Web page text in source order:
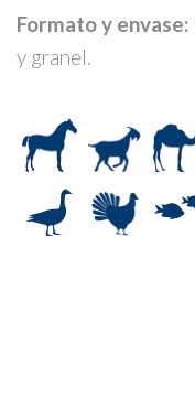
Formato y envase:
y granel.